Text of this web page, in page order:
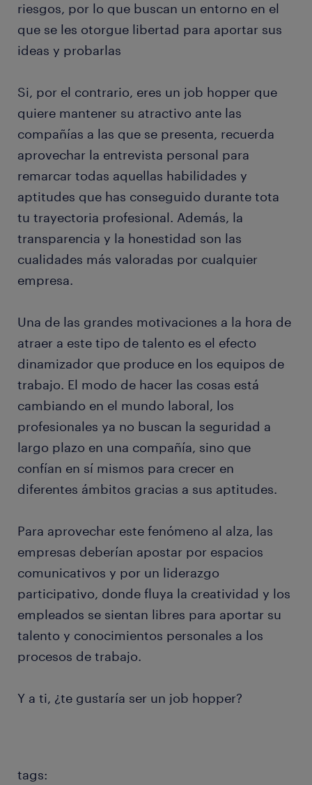
riesgos, por lo que buscan un entorno en el
que se les otorgue libertad para aportar sus
ideas y probarlas
Si, por el contrario, eres un job hopper que
quiere mantener su atractivo ante las
compañías a las que se presenta, recuerda
aprovechar la entrevista personal para
remarcar todas aquellas habilidades y
aptitudes que has conseguido durante tota
tu trayectoria profesional. Además, la
transparencia y la honestidad son las
cualidades más valoradas por cualquier
empresa.
Una de las grandes motivaciones a la hora de
atraer a este tipo de talento es el efecto
dinamizador que produce en los equipos de
trabajo. El modo de hacer las cosas está
cambiando en el mundo laboral, los
profesionales ya no buscan la seguridad a
largo plazo en una compañía, sino que
confían en sí mismos para crecer en
diferentes ámbitos gracias a sus aptitudes.
Para aprovechar este fenómeno al alza, las
empresas deberían apostar por espacios
comunicativos y por un liderazgo
participativo, donde fluya la creatividad y los
empleados se sientan libres para aportar su
talento y conocimientos personales a los
procesos de trabajo.
Y a ti, ¿te gustaría ser un job hopper?
tags: